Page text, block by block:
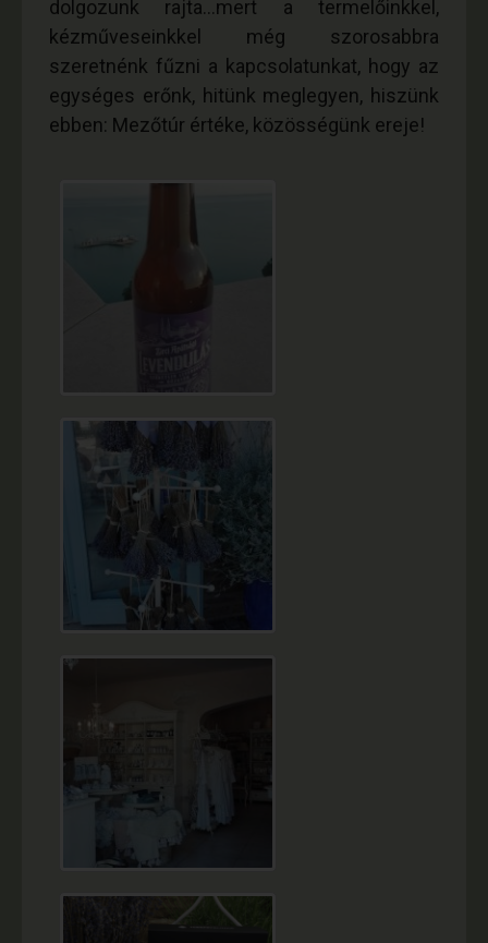
dolgozunk rajta…mert a termelőinkkel,
kézműveseinkkel még szorosabbra
szeretnénk fűzni a kapcsolatunkat, hogy az
egységes erőnk, hitünk meglegyen, hiszünk
ebben: Mezőtúr értéke, közösségünk ereje!